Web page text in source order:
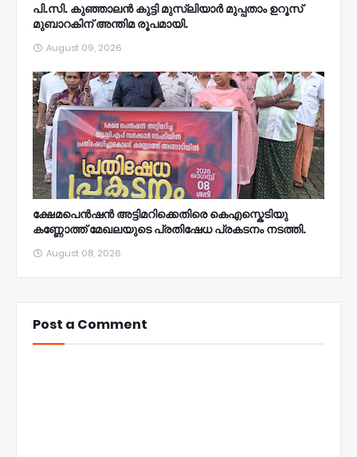
പി.സി. കുഞ്ഞാലൻ കുട്ടി മുസ്‌ലിയാർ മുപ്പതാം ഉറൂസ്‌
മുബാറകിന്‌ അന്തിമ രൂപമായി.
August 09, 2026
ക്ഷേമപെൻഷൻ അട്ടിമറിക്കെതിരെ കെഎസ്കെടിയു
കണ്ണോത്ത് മേഖലയുടെ പ്രതിഷേധ പ്രകടനം നടത്തി.
August 08, 2026
Post a Comment